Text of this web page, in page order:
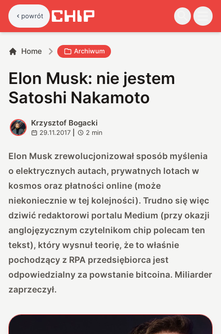
powrót
Home Archiwum
Elon Musk: nie jestem
Satoshi Nakamoto
K
Krzysztof Bogacki
29.11.2017 2 min
Elon Musk zrewolucjonizował sposób myślenia
o elektrycznych autach, prywatnych lotach w
kosmos oraz płatności online (może
niekoniecznie w tej kolejności). Trudno się więc
dziwić redaktorowi portalu Medium (przy okazji
anglojęzycznym czytelnikom chip polecam ten
tekst), który wysnuł teorię, że to właśnie
pochodzący z RPA przedsiębiorca jest
odpowiedzialny za powstanie bitcoina. Miliarder
zaprzeczył.